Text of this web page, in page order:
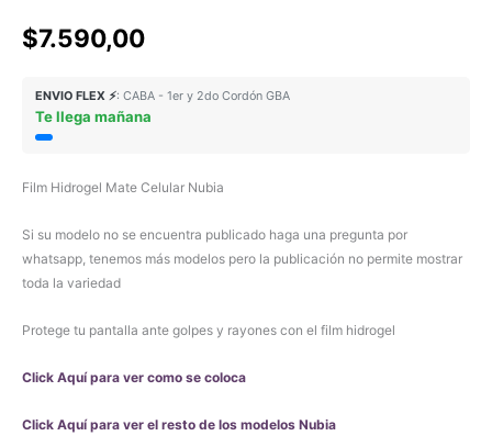
$7.590,00
ENVIO FLEX ⚡: CABA - 1er y 2do Cordón GBA
Te llega mañana
Film Hidrogel Mate Celular Nubia
Si su modelo no se encuentra publicado haga una pregunta por
whatsapp, tenemos más modelos pero la publicación no permite mostrar
toda la variedad
Protege tu pantalla ante golpes y rayones con el film hidrogel
Click Aquí para ver como se coloca
Click Aquí para ver el resto de los modelos Nubia